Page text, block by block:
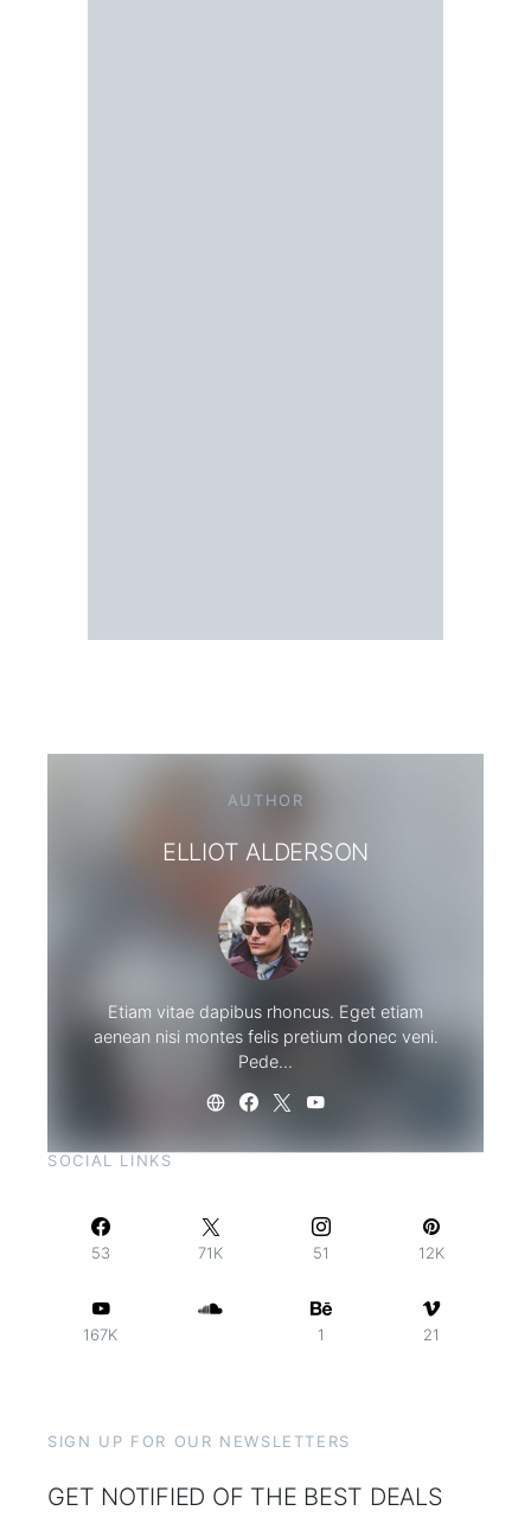
AUTHOR
ELLIOT ALDERSON
Etiam vitae dapibus rhoncus. Eget etiam
aenean nisi montes felis pretium donec veni.
Pede…
SOCIAL LINKS
53 71K 51 12K
167K 1 21
SIGN UP FOR OUR NEWSLETTERS
GET NOTIFIED OF THE BEST DEALS